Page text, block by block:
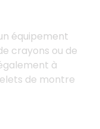
équipement
crayons ou de
à
de montre